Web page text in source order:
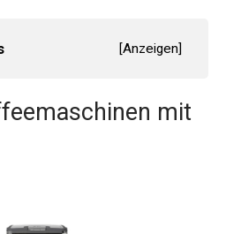
[Anzeigen]
mit